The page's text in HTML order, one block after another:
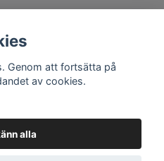
en reklamation använd vår
EVOFILM® EVOGEL®
trademarks. All violations of our
All other brands,
their respective owners. All
Genom att fortsätta på
av cookies.
alla